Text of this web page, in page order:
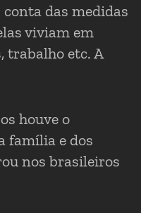
das medidas
viviam em
trabalho etc. A
houve o
família e dos
nos brasileiros